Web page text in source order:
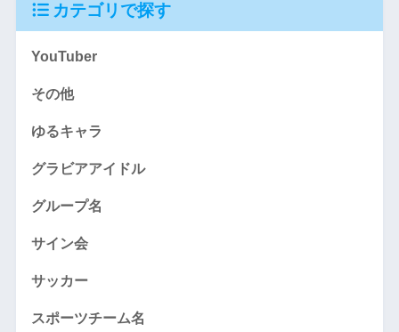
カテゴリで探す
YouTuber
その他
ゆるキャラ
グラビアアイドル
グループ名
サイン会
サッカー
スポーツチーム名